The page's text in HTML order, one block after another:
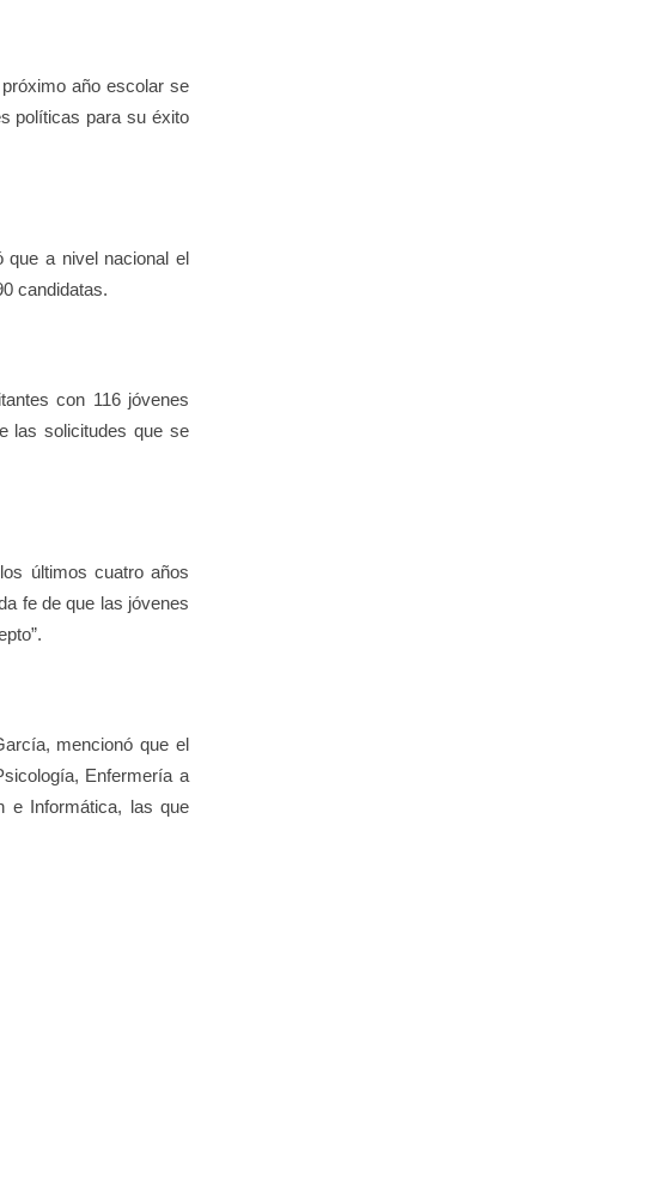
año escolar se
políticas para su éxito
que a nivel nacional el
candidatas.
con 116 jóvenes
las solicitudes que se
últimos cuatro años
fe de que las jóvenes
mencionó que el
Enfermería a
e Informática, las que